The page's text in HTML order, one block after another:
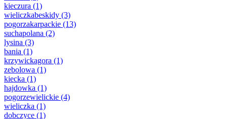
kieczura (1)
wieliczkabeskidy (3)
pogorzakarpackie (13)
suchapolana (2)
lysina (3)
bania (1)
krzywickagora (1)
zebolowa (1)
kiecka (1)
hajdowka (1)
pogorzewielickie (4)
wieliczka (1)
dobczyce (1)